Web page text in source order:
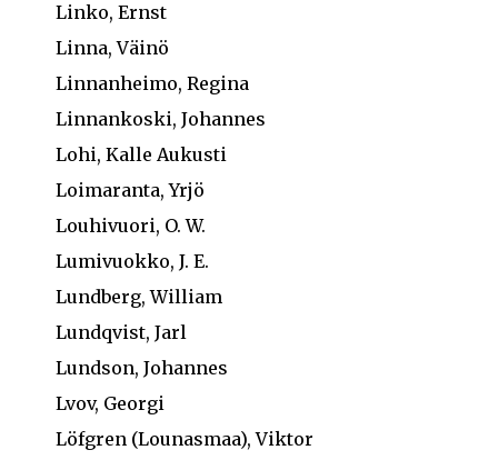
Linko, Ernst
Linna, Väinö
Linnanheimo, Regina
Linnankoski, Johannes
Lohi, Kalle Aukusti
Loimaranta, Yrjö
Louhivuori, O. W.
Lumivuokko, J. E.
Lundberg, William
Lundqvist, Jarl
Lundson, Johannes
Lvov, Georgi
Löfgren (Lounasmaa), Viktor